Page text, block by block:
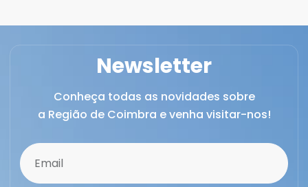
Newsletter
Conheça todas as novidades sobre
a Região de Coimbra e venha visitar-nos!